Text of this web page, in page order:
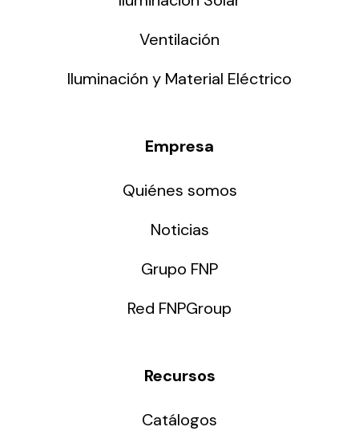
Ventilación
Iluminación y Material Eléctrico
Empresa
Quiénes somos
Noticias
Grupo FNP
Red FNPGroup
Recursos
Catálogos